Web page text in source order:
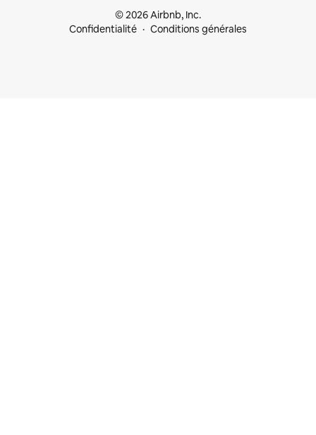
© 2026 Airbnb, Inc.
Confidentialité
Conditions générales